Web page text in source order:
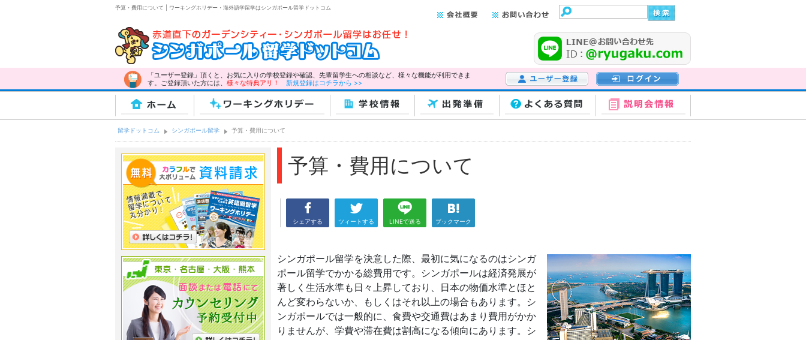
予算・費用について | ワーキングホリデー・海外語学留学はシンガポール留学ドットコム
「ユーザー登録」頂くと、お気に入りの学校登録や確認、先輩留学生への相談など、様々な機能が利用できま
す。ご登録頂いた方には、 様々な特典アリ！
新規登録はコチラから >>
ユーザー登録
ログイン
ホーム ワーキングホリデー
留学ドットコム シンガポール留学 予算・費用について
予算・費用について
シェアする ツィートする LINEで送る ブックマーク
シンガポール留学を決意した際、最初に気になるのはシンガ
ポール留学でかかる総費用です。シンガポールは経済発展が
著しく生活水準も日々上昇しており、日本の物価水準とほと
んど変わらないか、もしくはそれ以上の場合もあります。シ
ンガポールでは一般的に、食費や交通費はあまり費用がかか
りませんが、学費や滞在費は割高になる傾向にあります。シ